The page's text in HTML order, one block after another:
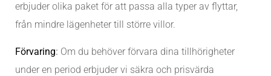
erbjuder olika paket för att passa alla typer av flyttar,
från mindre lägenheter till större villor.
Förvaring: Om du behöver förvara dina tillhörigheter
under en period erbjuder vi säkra och prisvärda